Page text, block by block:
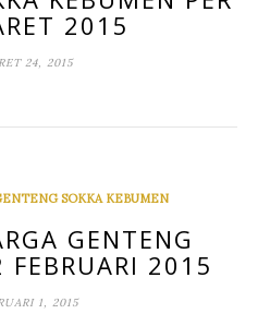
2015
24, 2015
SOKKA KEBUMEN
GENTENG
FEBRUARI 2015
1, 2015